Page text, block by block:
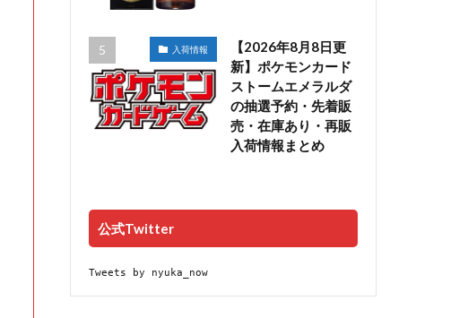
入荷情報
【2026年8月8日更
新】ポケモンカード
ストームエメラルダ
の抽選予約・先着販
売・在庫あり・再販
入荷情報まとめ
公式Twitter
Tweets by nyuka_now